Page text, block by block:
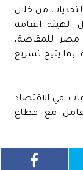
من خلال
الهيئة العامة
مصر للمقاصة،
بما يتيح تسريع
في الاقتصاد
مع قطاع